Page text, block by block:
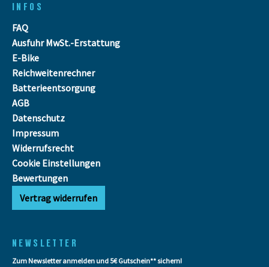
INFOS
FAQ
Ausfuhr MwSt.-Erstattung
E-Bike
Reichweitenrechner
Batterieentsorgung
AGB
Datenschutz
Impressum
Widerrufsrecht
Cookie Einstellungen
Bewertungen
Vertrag widerrufen
NEWSLETTER
Zum Newsletter anmelden und 5€ Gutschein** sichern!